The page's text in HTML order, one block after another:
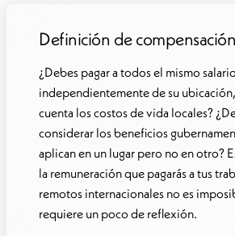
Definición de compensación
¿Debes pagar a todos el mismo
independientemente de su
cuenta los costos de vida locales?
considerar los beneficios
aplican en un lugar pero no en otro?
la remuneración que pagarás a tus
remotos internacionales no es
requiere un poco de reflexión.